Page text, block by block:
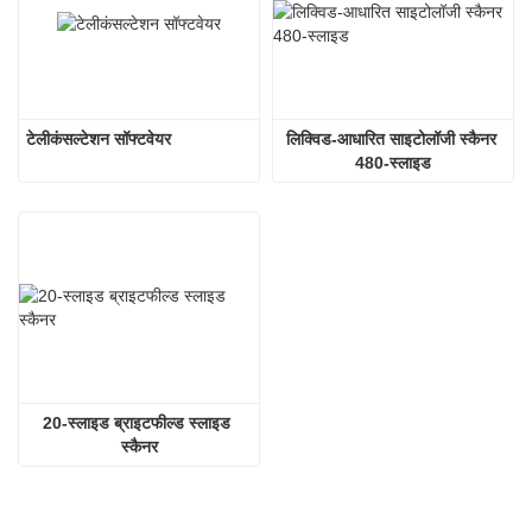
टेलीकंसल्टेशन सॉफ्टवेयर
लिक्विड-आधारित साइटोलॉजी स्कैनर
480-स्लाइड
20-स्लाइड ब्राइटफील्ड स्लाइड
स्कैनर